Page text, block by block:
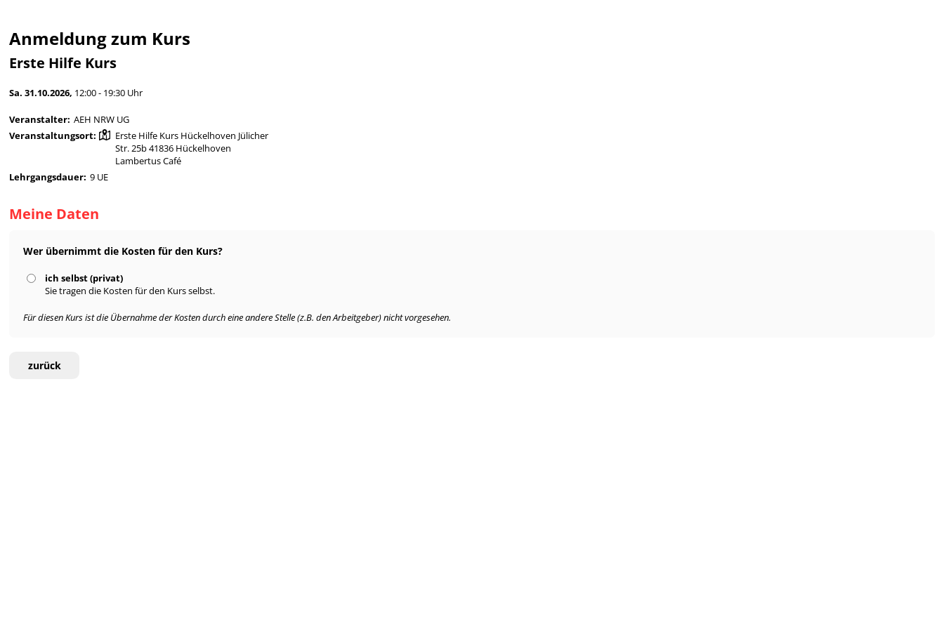
Anmeldung zum Kurs
Erste Hilfe Kurs
Sa. 31.10.2026, 12:00 - 19:30 Uhr
Veranstalter: AEH NRW UG
Veranstaltungsort:
Erste Hilfe Kurs Hückelhoven Jülicher
Str. 25b 41836 Hückelhoven
Lambertus Café
Lehrgangsdauer: 9 UE
Meine Daten
Wer übernimmt die Kosten für den Kurs?
ich selbst (privat)
Sie tragen die Kosten für den Kurs selbst.
Für diesen Kurs ist die Übernahme der Kosten durch eine andere Stelle (z.B. den Arbeitgeber) nicht vorgesehen.
zurück